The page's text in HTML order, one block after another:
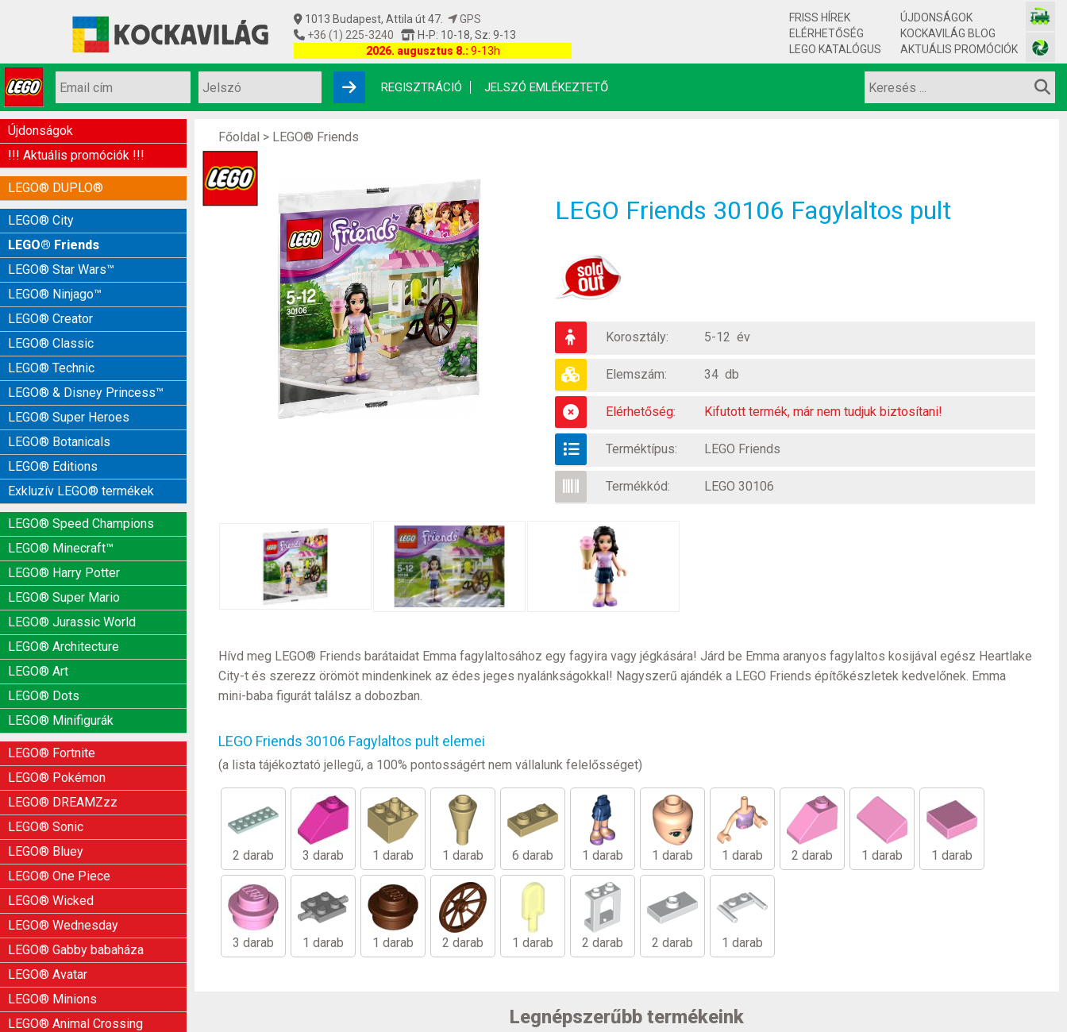
1013 Budapest, Attila út 47.
GPS
+36 (1) 225-3240
H-P: 10-18, Sz: 9-13
Utolsó készletfrissítés: 2026.08.07 17:00:09
2026. augusztus 8.: 9-13h
FRISS HÍREK
ELÉRHETŐSÉG
LEGO KATALÓGUS
ÚJDONSÁGOK
KOCKAVILÁG BLOG
AKTUÁLIS PROMÓCIÓK
REGISZTRÁCIÓ JELSZÓ EMLÉKEZTETŐ
Újdonságok
!!! Aktuális promóciók !!!
LEGO® DUPLO®
LEGO® City
LEGO® Friends
LEGO® Star Wars™
LEGO® Ninjago™
LEGO® Creator
LEGO® Classic
LEGO® Technic
LEGO® & Disney Princess™
LEGO® Super Heroes
LEGO® Botanicals
LEGO® Editions
Exkluzív LEGO® termékek
LEGO® Speed Champions
LEGO® Minecraft™
LEGO® Harry Potter
LEGO® Super Mario
LEGO® Jurassic World
LEGO® Architecture
LEGO® Art
LEGO® Dots
LEGO® Minifigurák
LEGO® Fortnite
LEGO® Pokémon
LEGO® DREAMZzz
LEGO® Sonic
LEGO® Bluey
LEGO® One Piece
LEGO® Wicked
LEGO® Wednesday
LEGO® Gabby babaháza
LEGO® Avatar
LEGO® Minions
LEGO® Animal Crossing
Főoldal > LEGO® Friends
LEGO Friends 30106 Fagylaltos pult
Korosztály: 5-12 év
Elemszám: 34 db
Elérhetőség: Kifutott termék, már nem tudjuk biztosítani!
Terméktípus: LEGO Friends
Termékkód: LEGO 30106
Hívd meg LEGO® Friends barátaidat Emma fagylaltosához egy fagyira vagy jégkására! Járd be Emma aranyos fagylaltos kosijával egész Heartlake
City-t és szerezz örömöt mindenkinek az édes jeges nyalánkságokkal! Nagyszerű ajándék a LEGO Friends építőkészletek kedvelőnek. Emma
mini-baba figurát találsz a dobozban.
LEGO Friends 30106 Fagylaltos pult elemei
(a lista tájékoztató jellegű, a 100% pontosságért nem vállalunk felelősséget)
2 darab 3 darab 1 darab 1 darab 6 darab 1 darab 1 darab 1 darab 2 darab 1 darab 1 darab
3 darab 1 darab 1 darab 2 darab 1 darab 2 darab 2 darab 1 darab
Legnépszerűbb termékeink